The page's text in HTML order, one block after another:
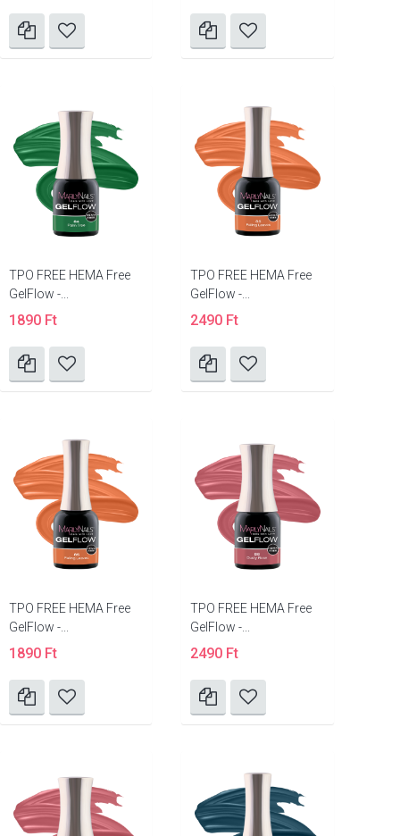
TPO FREE HEMA Free
GelFlow -...
1890 Ft
TPO FREE HEMA Free
GelFlow -...
2490 Ft
TPO FREE HEMA Free
GelFlow -...
1890 Ft
TPO FREE HEMA Free
GelFlow -...
2490 Ft